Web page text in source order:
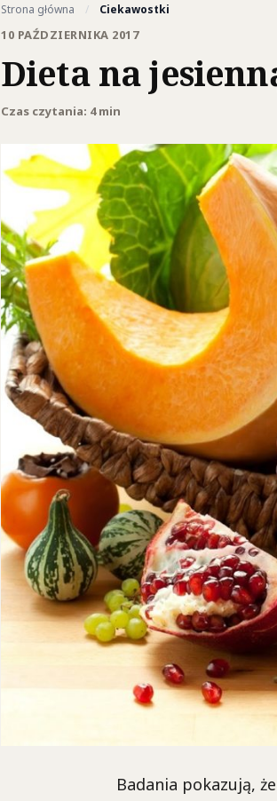
Strona główna / Ciekawostki
10 PAŹDZIERNIKA 2017
Dieta na
Czas czytania: 4 min
Badania pokazują,